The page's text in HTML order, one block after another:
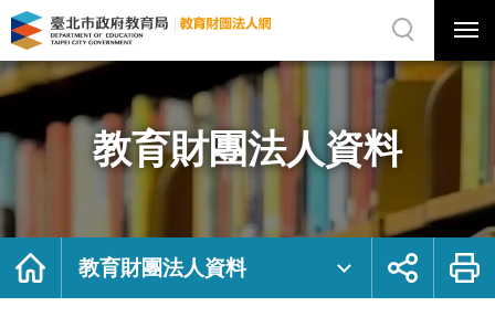
財
團
人
科
技
金
臺
教
網
站
選
選
單
關
網
站
尋
教育財團法人資料
首
教育財團法人資料
展
鈕
列